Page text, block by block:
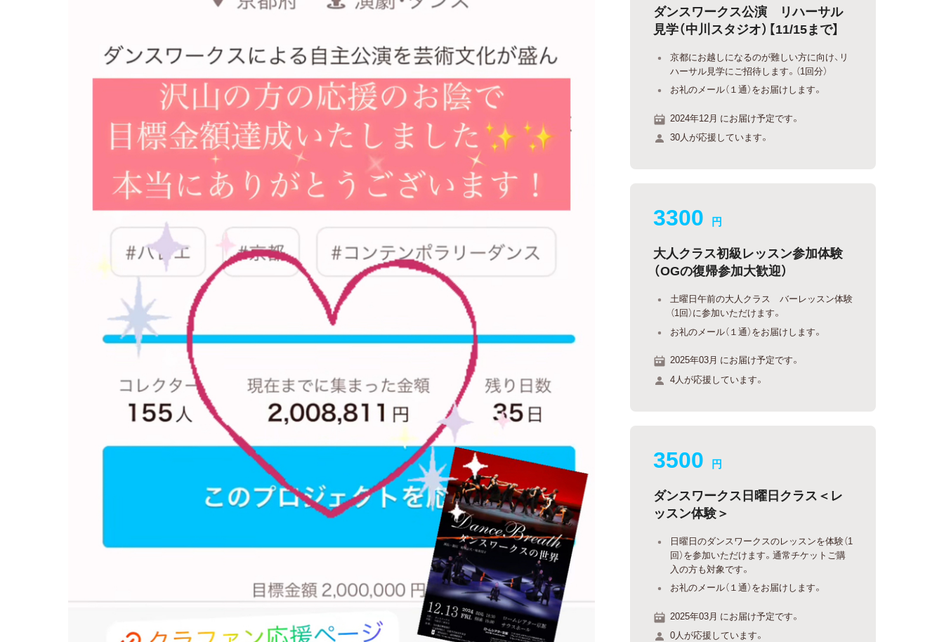
ダンスワークス公演 リハーサル
見学（中川スタジオ）【11/15まで】
京都にお越しになるのが難しい方に向け、リ
ハーサル見学にご招待します。（1回分）
お礼のメール（１通）をお届けします。
2024年12月 にお届け予定です。
30人が応援しています。
3300 円
大人クラス初級レッスン参加体験
（OGの復帰参加大歓迎）
土曜日午前の大人クラス バーレッスン体験
（1回）に参加いただけます。
お礼のメール（１通）をお届けします。
2025年03月 にお届け予定です。
4人が応援しています。
3500 円
ダンスワークス日曜日クラス＜レ
ッスン体験＞
日曜日のダンスワークスのレッスンを体験（1
回）を参加いただけます。通常チケットご購
入の方も対象です。
お礼のメール（１通）をお届けします。
2025年03月 にお届け予定です。
0人が応援しています。